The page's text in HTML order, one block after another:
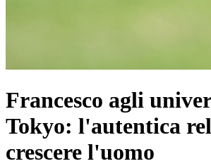
Francesco agli
Tokyo: l'autentica
crescere l'uomo